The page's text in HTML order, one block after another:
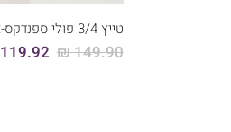
טייץ 3/4 פולי ספנדקס-ארנה נשים בייסיק
119.92 ₪ 149.90 ₪